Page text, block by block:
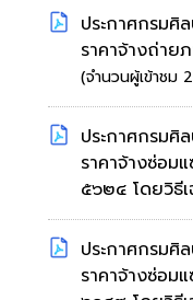
ประกาศกรมศิ
ราคาจ้างถ่าย
(จำนวนผู้เข้าชม
ประกาศกรมศิ
ราคาจ้างซ่อม
๕๖๒๔ โดยวิธีเ
ประกาศกรมศิ
ราคาจ้างซ่อม